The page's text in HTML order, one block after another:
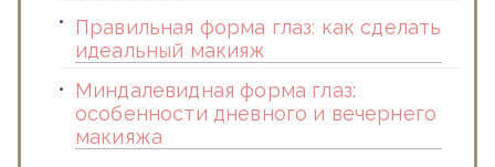
Правильная форма глаз: как сделать
идеальный макияж
Миндалевидная форма глаз:
особенности дневного и вечернего
макияжа